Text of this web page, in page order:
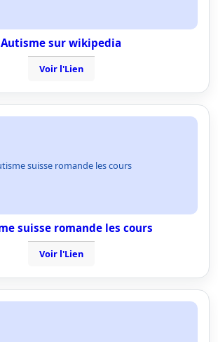
Autisme sur wikipedia
Voir l'Lien
suisse romande les cours
suisse romande les cours
Voir l'Lien